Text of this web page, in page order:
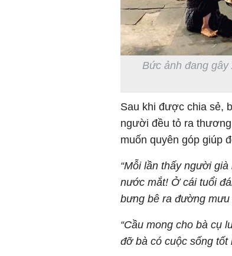
Bức ảnh đang gây
Sau khi được chia sẻ,
người đều tỏ ra
muốn quyên góp giúp
“Mỗi lần thấy người
nước mắt! Ở cái tuổi
bưng bê ra đường
“Cầu mong cho bà cụ
đỡ bà có cuộc sống tốt